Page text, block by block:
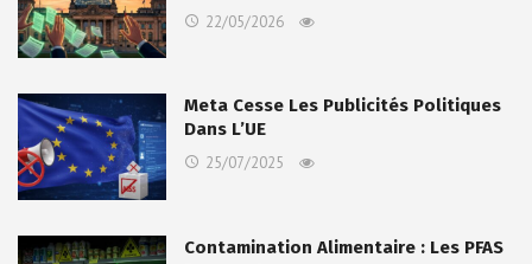
22/05/2026
Meta Cesse Les Publicités Politiques
Dans L’UE
25/07/2025
Contamination Alimentaire : Les PFAS